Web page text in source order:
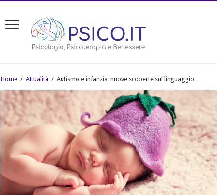
Home / Attualità / Autismo e infanzia, nuove scoperte sul linguaggio